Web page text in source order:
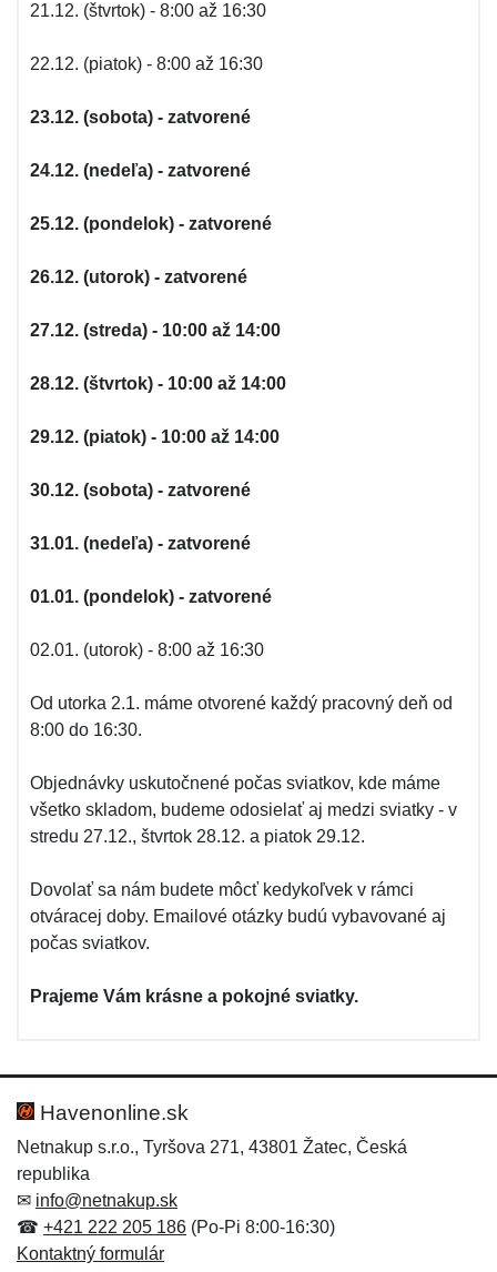
21.12. (štvrtok) - 8:00 až 16:30
22.12. (piatok) - 8:00 až 16:30
23.12. (sobota) - zatvorené
24.12. (nedeľa) - zatvorené
25.12. (pondelok) - zatvorené
26.12. (utorok) - zatvorené
27.12. (streda) - 10:00 až 14:00
28.12. (štvrtok) - 10:00 až 14:00
29.12. (piatok) - 10:00 až 14:00
30.12. (sobota) - zatvorené
31.01. (nedeľa) - zatvorené
01.01. (pondelok) - zatvorené
02.01. (utorok) - 8:00 až 16:30
Od utorka 2.1. máme otvorené každý pracovný deň od
8:00 do 16:30.
Objednávky uskutočnené počas sviatkov, kde máme
všetko skladom, budeme odosielať aj medzi sviatky - v
stredu 27.12., štvrtok 28.12. a piatok 29.12.
Dovolať sa nám budete môcť kedykoľvek v rámci
otváracej doby. Emailové otázky budú vybavované aj
počas sviatkov.
Prajeme Vám krásne a pokojné sviatky.
Havenonline.sk
Netnakup s.r.o., Tyršova 271, 43801 Žatec, Česká
republika
✉ info@netnakup.sk
☎ +421 222 205 186 (Po-Pi 8:00-16:30)
Kontaktný formulár